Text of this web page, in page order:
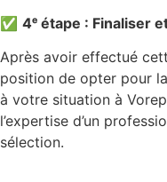
✅ 4ᵉ étape : Finaliser
Après avoir effectué
position de opter pour
à votre situation à
l’expertise d’un
sélection.